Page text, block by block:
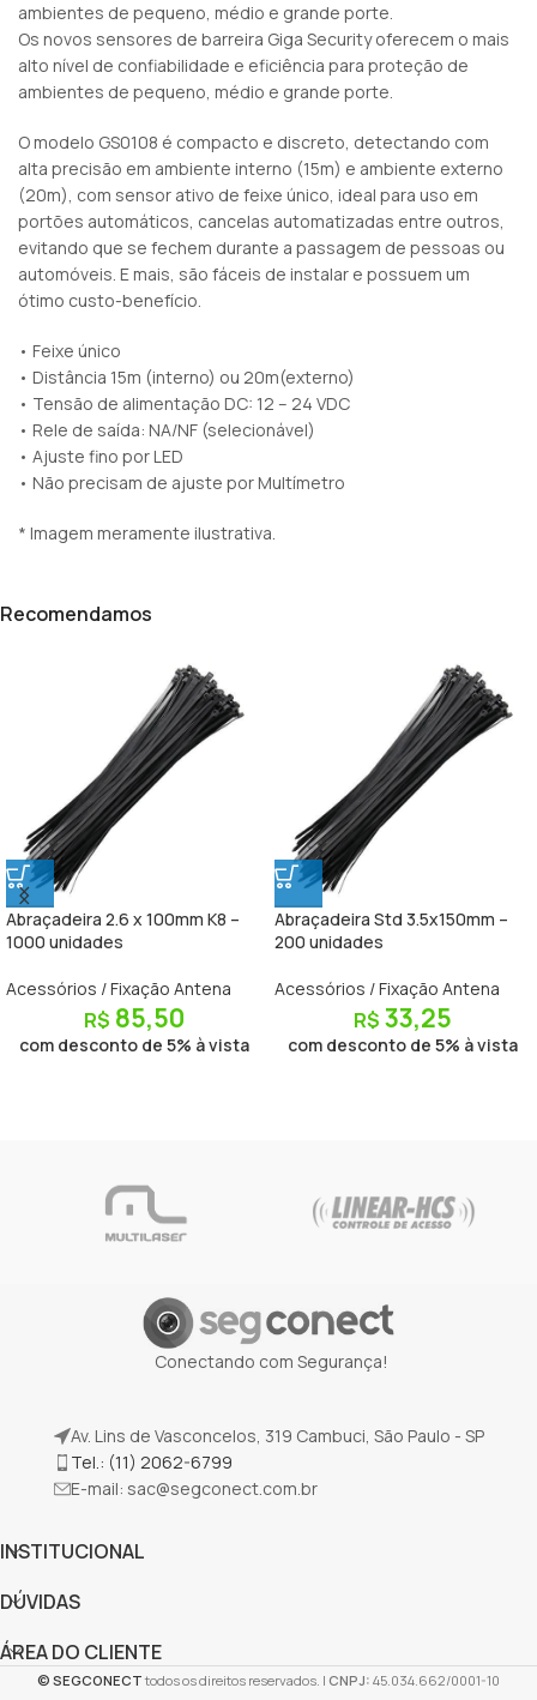
ambientes de pequeno, médio e grande porte.
Os novos sensores de barreira Giga Security oferecem o mais
alto nível de confiabilidade e eficiência para proteção de
ambientes de pequeno, médio e grande porte.
O modelo GS0108 é compacto e discreto, detectando com
alta precisão em ambiente interno (15m) e ambiente externo
(20m), com sensor ativo de feixe único, ideal para uso em
portões automáticos, cancelas automatizadas entre outros,
evitando que se fechem durante a passagem de pessoas ou
automóveis. E mais, são fáceis de instalar e possuem um
ótimo custo-benefício.
• Feixe único
• Distância 15m (interno) ou 20m(externo)
• Tensão de alimentação DC: 12 – 24 VDC
• Rele de saída: NA/NF (selecionável)
• Ajuste fino por LED
• Não precisam de ajuste por Multímetro
* Imagem meramente ilustrativa.
Recomendamos
Abraçadeira 2.6 x 100mm K8 –
1000 unidades
Acessórios / Fixação Antena
R$ 85,50
com desconto de 5% à vista
Abraçadeira Std 3.5x150mm –
200 unidades
Acessórios / Fixação Antena
R$ 33,25
com desconto de 5% à vista
Conectando com Segurança!
Av. Lins de Vasconcelos, 319 Cambuci, São Paulo - SP
Tel.: (11) 2062-6799
E-mail: sac@segconect.com.br
INSTITUCIONAL
DÚVIDAS
ÁREA DO CLIENTE
© SEGCONECTtodos os direitos reservados. | CNPJ: 45.034.662/0001-10